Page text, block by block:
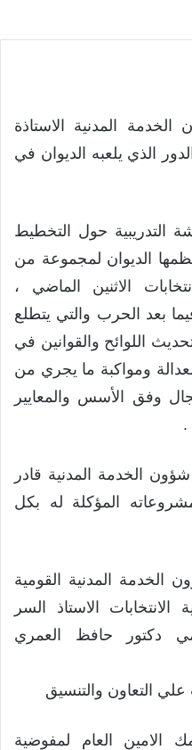
المدنية الاستاذة
الذي يلعبه الديوان في
التدريبية حول التخطيط
الديوان لمجموعة من
الاثنين الماضي ،
بعد الحرب والتي يتطلع
اللوائح والقوانين في
ومواكبة ما يجري من
وفق الأسس والمعايير
.
الخدمة المدنية قادر
المؤكلة له بكل
الخدمة المدنية القومية
الاستاذ السر
دكتور حافظ العمري
التعاون والتنسيق
الامين العام لمفوضية